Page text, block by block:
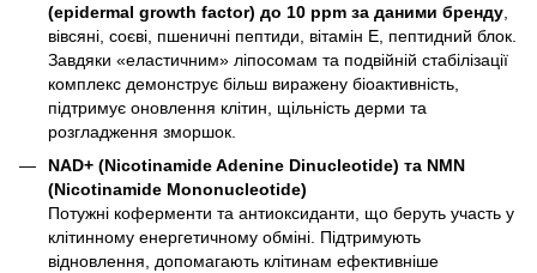
(epidermal growth factor) до 10 ppm за даними бренду
вівсяні, соєві, пшеничні пептиди, вітамін Е, пептидний блок.
Завдяки «еластичним» ліпосомам та подвійній стабілізації
комплекс демонструє більш виражену біоактивність,
підтримує оновлення клітин, щільність дерми та
розгладження зморшок.
NAD+ (Nicotinamide Adenine Dinucleotide) та NMN
(Nicotinamide Mononucleotide)
Потужні коферменти та антиоксиданти, що беруть участь у
клітинному енергетичному обміні. Підтримують
відновлення, допомагають клітинам ефективніше